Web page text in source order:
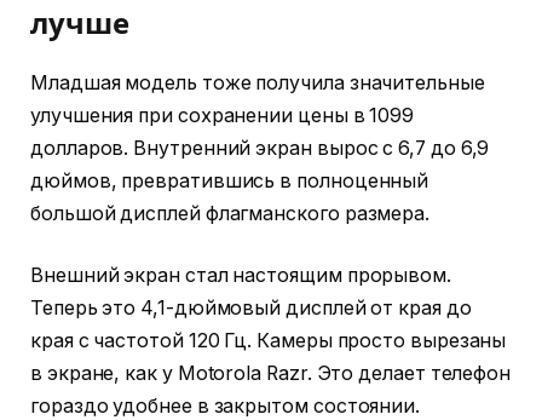
лучше
Младшая модель тоже получила значительные
улучшения при сохранении цены в 1099
долларов. Внутренний экран вырос с 6,7 до 6,9
дюймов, превратившись в полноценный
большой дисплей флагманского размера.
Внешний экран стал настоящим прорывом.
Теперь это 4,1-дюймовый дисплей от края до
края с частотой 120 Гц. Камеры просто вырезаны
в экране, как у Motorola Razr. Это делает телефон
гораздо удобнее в закрытом состоянии.